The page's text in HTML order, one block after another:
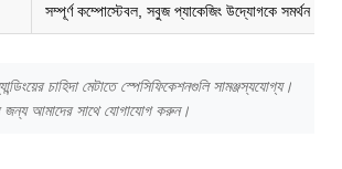
সম্পূর্ণ কম্পোস্টেবল, সবুজ প্যাকেজিং উদ্যোগকে সমর্থন করে
চাহিদা মেটাতে স্পেসিফিকেশনগুলি সামঞ্জস্যযোগ্য।
জন্য আমাদের সাথে যোগাযোগ করুন।